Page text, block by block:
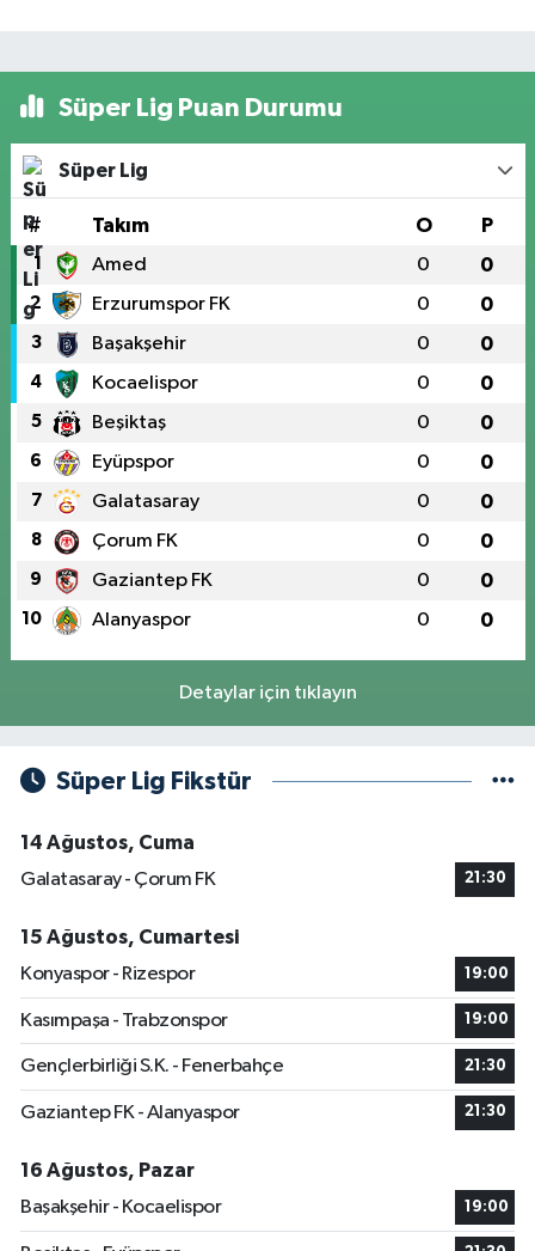
Süper Lig Puan Durumu
Süper Lig
# Takım O P
1 Amed 0 0
2 Erzurumspor FK 0 0
3 Başakşehir 0 0
4 Kocaelispor 0 0
5 Beşiktaş 0 0
6 Eyüpspor 0 0
7 Galatasaray 0 0
8 Çorum FK 0 0
9 Gaziantep FK 0 0
10 Alanyaspor 0 0
Detaylar için tıklayın
Süper Lig Fikstür
14 Ağustos, Cuma
Galatasaray - Çorum FK
21:30
15 Ağustos, Cumartesi
Konyaspor - Rizespor
19:00
Kasımpaşa - Trabzonspor 19:00
Gençlerbirliği S.K. - Fenerbahçe 21:30
Gaziantep FK - Alanyaspor 21:30
16 Ağustos, Pazar
Başakşehir - Kocaelispor
19:00